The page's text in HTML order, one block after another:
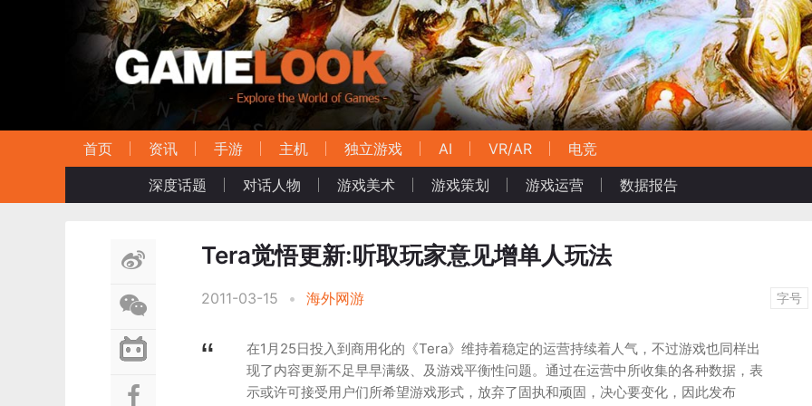
首页 资讯 手游 主机 独立游戏 AI VR/AR
电竞
深度话题
对话人物 游戏美术 游戏策划 游戏运营 数据报告
Tera觉悟更新:听取玩家意见增单人玩法
2011-03-15 • 海外网游 字号
在1月25日投入到商用化的《Tera》维持着稳定的运营持续着人气，不过游戏也同样出
现了内容更新不足早早满级、及游戏平衡性问题。通过在运营中所收集的各种数据，表
示或许可接受用户们所希望游戏形式，放弃了固执和顽固，决心要变化，因此发布